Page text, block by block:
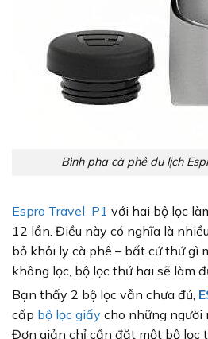
Bình pha cà phê du lịch
Espro Travel P1 với hai bộ lọc
12 lần. Điều này có nghĩa là
bỏ khỏi ly cà phê – bất cứ thứ gì
không lọc, bộ lọc thứ hai sẽ làm
Bạn thấy 2 bộ lọc vẫn chưa đủ,
cấp bộ lọc giấy cho những người
Đơn giản chỉ cần đặt một bộ lọc